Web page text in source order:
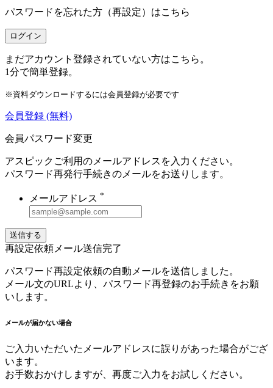
パスワードを忘れた方（再設定）はこちら
ログイン
まだアカウント登録されていない方はこちら。
1分で簡単登録。
※資料ダウンロードするには会員登録が必要です
会員登録 (無料)
会員パスワード変更
アスピックご利用のメールアドレスを入力ください。
パスワード再発行手続きのメールをお送りします。
メールアドレス *
送信する
再設定依頼メール送信完了
パスワード再設定依頼の自動メールを送信しました。
メール文のURLより、パスワード再登録のお手続きをお願
いします。
メールが届かない場合
ご入力いただいたメールアドレスに誤りがあった場合がござ
います。
お手数おかけしますが、再度ご入力をお試しください。